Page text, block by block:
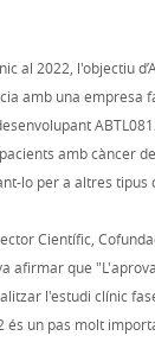
al 2022, l'objectiu
amb una empresa
amb càncer
lo per a altres tipus
Científic,
afirmar que
l'estudi clínic
és un pas molt